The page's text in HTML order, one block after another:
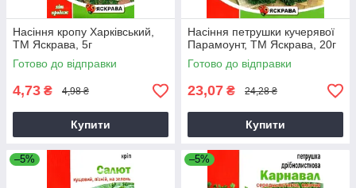
Насіння кропу Харкiвський,
ТМ Яскрава, 5г
Готово до відправки
4,73 ₴ 4,98 ₴
Купити
Насіння петрушки кучерявої
Парамоунт, ТМ Яскрава, 20г
Готово до відправки
23,07 ₴ 24,28 ₴
Купити
–5% –5%